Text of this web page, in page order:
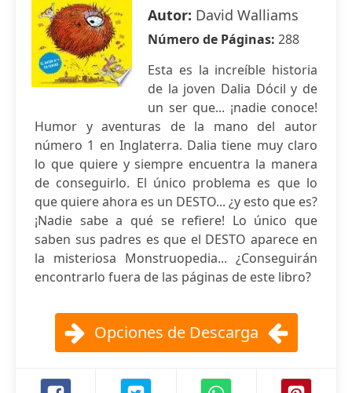
Autor: David Walliams
Número de Páginas: 288
Esta es la increíble historia
de la joven Dalia Dócil y de
un ser que... ¡nadie conoce!
Humor y aventuras de la mano del autor
número 1 en Inglaterra. Dalia tiene muy claro
lo que quiere y siempre encuentra la manera
de conseguirlo. El único problema es que lo
que quiere ahora es un DESTO... ¿y esto que es?
¡Nadie sabe a qué se refiere! Lo único que
saben sus padres es que el DESTO aparece en
la misteriosa Monstruopedia... ¿Conseguirán
encontrarlo fuera de las páginas de este libro?
Opciones de Descarga